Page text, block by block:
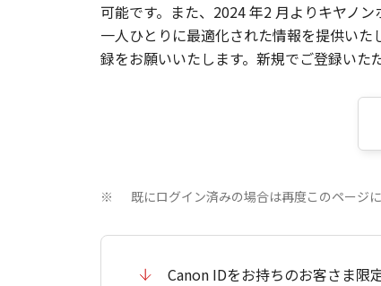
可能です。また、2024 年2 月よりキヤノ
一人ひとりに最適化された情報を提供い
録をお願いいたします。新規でご登録いた
※ 既にログイン済みの場合は再度このページに
Canon IDをお持ちのお客さま限